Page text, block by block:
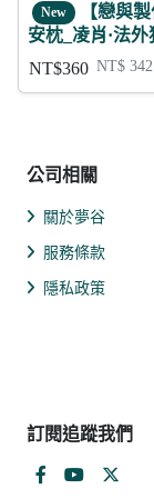
New 【戀與製
安枕_凌肖·法外
NT$360 NT$ 342
公司相關
關於夢谷
服務條款
隱私政策
訂閱追蹤我們